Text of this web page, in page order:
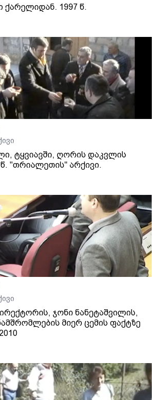
ქარელიდან. 1997 წ.
ტყვიავში, ღორის დაკვლის
"თრიალეთის" არქივი.
ჯონი ნანეტაშვილის,
მიერ ცემის ფაქტზე